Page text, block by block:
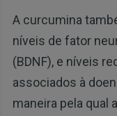
A curcumina
níveis de fator
(BDNF), e níveis
associados à
maneira pela qual